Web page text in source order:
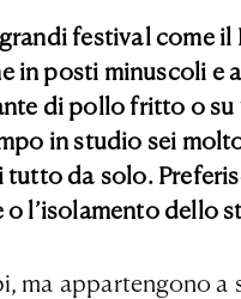
festival come il
in posti minuscoli e
di pollo fritto o su
in studio sei
tutto da solo.
o l’isolamento dello
ma appartengono a